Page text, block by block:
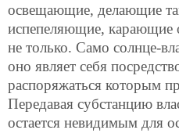
освещающие, делающие
испепеляющие,
не только. Само солнце-
оно являет себя
распоряжаться которым
Передавая субстанцию
остается невидимым для